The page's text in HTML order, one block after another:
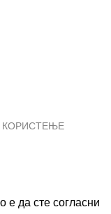
КОРИСТЕЊЕ
е да сте согласни